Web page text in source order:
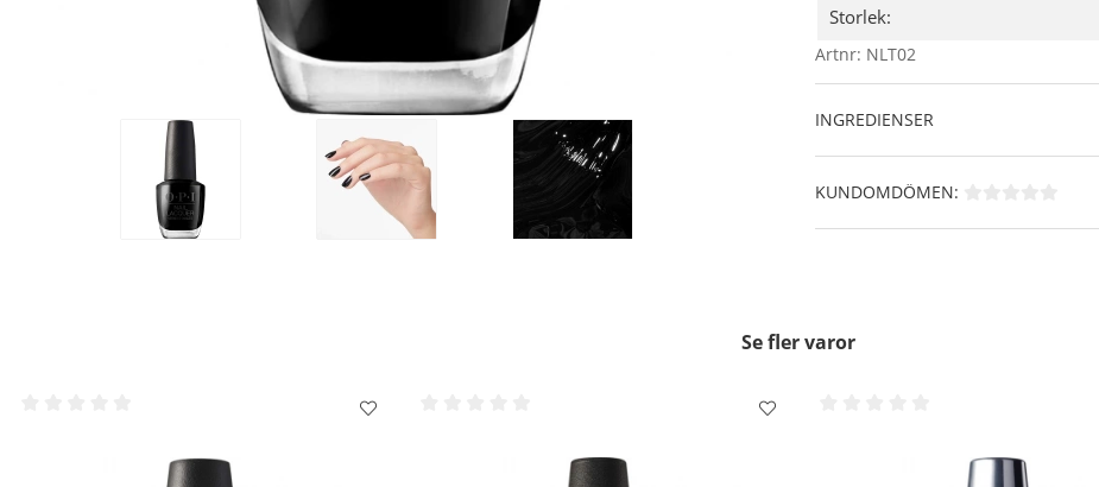
Storlek:
Artnr: NLT02
INGREDIENSER
KUNDOMDÖMEN:
Se fler varor